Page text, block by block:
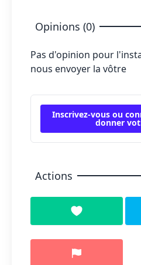
Opinions (0)
Pas d'opinion pour
nous envoyer la vôtre
Inscrivez-vous ou
donner
Actions